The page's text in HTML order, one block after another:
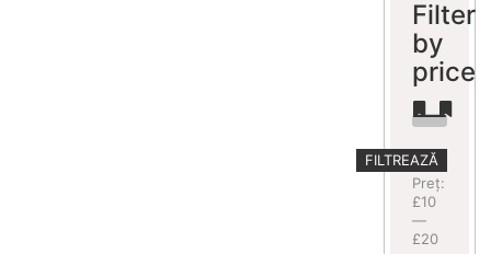
Filter
by
price
Preț
minim
Preț
maxim
FILTREAZĂ
Preț:
£10
—
£20